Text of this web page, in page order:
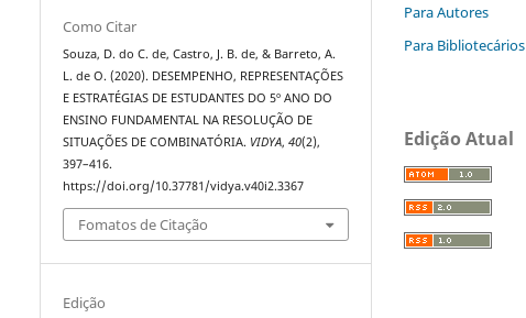
Como Citar
Souza, D. do C. de, Castro, J. B. de, & Barreto, A.
L. de O. (2020). DESEMPENHO, REPRESENTAÇÕES
E ESTRATÉGIAS DE ESTUDANTES DO 5º ANO DO
ENSINO FUNDAMENTAL NA RESOLUÇÃO DE
SITUAÇÕES DE COMBINATÓRIA. VIDYA,40(2),
397–416.
https://doi.org/10.37781/vidya.v40i2.3367
Fomatos de Citação
Edição
Para Autores
Para Bibliotecários
Edição Atual